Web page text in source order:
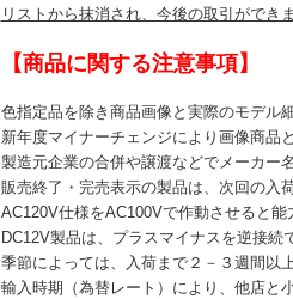
リストから抹消され、今後の取引ができ
【商品に関する注意事項】
色指定品を除き商品画像と実際のモデル
新年度マイナーチェンジにより画像商品
製造元企業の合併や譲渡などでメーカー
販売終了・完売表示の製品は、次回の入
AC120V仕様をAC100Vで作動させると
DC12V製品は、プラスマイナスを逆接
季節によっては、入荷まで２－３週間以
輸入時期（為替レート）により、他店と